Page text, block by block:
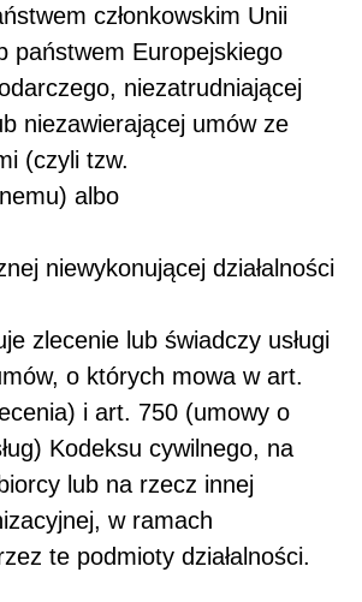
członkowskim Unii
państwem Europejskiego
niezatrudniającej
niezawierającej umów ze
(czyli tzw.
albo
niewykonującej działalności
zlecenie lub świadczy usługi
o których mowa w art.
i art. 750 (umowy o
Kodeksu cywilnego, na
lub na rzecz innej
w ramach
te podmioty działalności.